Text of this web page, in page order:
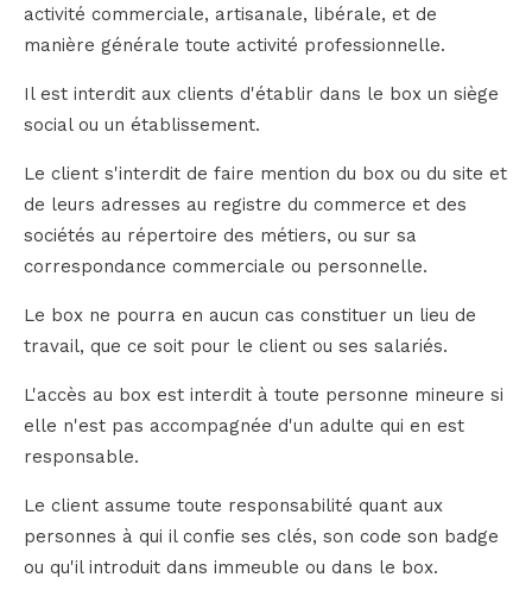
activité commerciale, artisanale, libérale, et de
manière générale toute activité professionnelle.
Il est interdit aux clients d'établir dans le box un siège
social ou un établissement.
Le client s'interdit de faire mention du box ou du site et
de leurs adresses au registre du commerce et des
sociétés au répertoire des métiers, ou sur sa
correspondance commerciale ou personnelle.
Le box ne pourra en aucun cas constituer un lieu de
travail, que ce soit pour le client ou ses salariés.
L'accès au box est interdit à toute personne mineure si
elle n'est pas accompagnée d'un adulte qui en est
responsable.
Le client assume toute responsabilité quant aux
personnes à qui il confie ses clés, son code son badge
ou qu'il introduit dans immeuble ou dans le box.